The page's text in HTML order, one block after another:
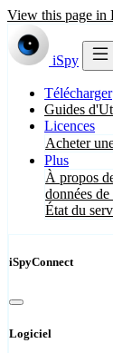
View this page in
iSpy
Télécharger
Guides
Licences
Acheter
Plus
À propos
données de
État du
iSpyConnect
Logiciel